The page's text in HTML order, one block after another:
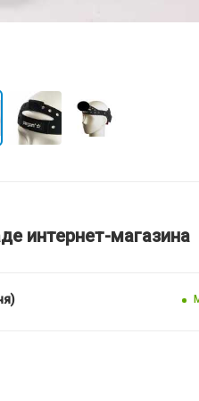
интернет-магазина